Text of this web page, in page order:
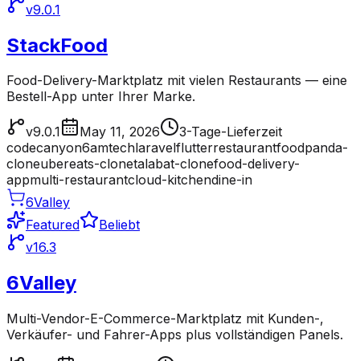
v9.0.1
StackFood
Food-Delivery-Marktplatz mit vielen Restaurants — eine
Bestell-App unter Ihrer Marke.
v9.0.1 May 11, 2026
3-Tage-Lieferzeit
codecanyon6amtechlaravelflutterrestaurantfoodpanda-
cloneubereats-clonetalabat-clonefood-delivery-
appmulti-restaurantcloud-kitchendine-in
6Valley
Featured
Beliebt
v16.3
6Valley
Multi-Vendor-E-Commerce-Marktplatz mit Kunden-,
Verkäufer- und Fahrer-Apps plus vollständigen Panels.